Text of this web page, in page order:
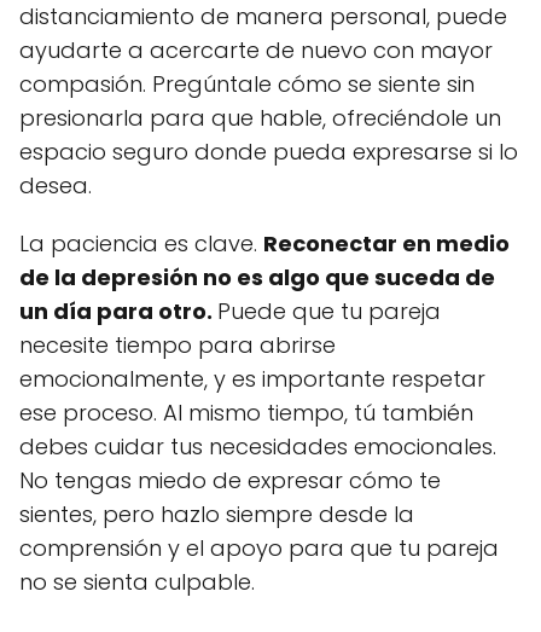
distanciamiento de manera personal, puede
ayudarte a acercarte de nuevo con mayor
compasión. Pregúntale cómo se siente sin
presionarla para que hable, ofreciéndole un
espacio seguro donde pueda expresarse si lo
desea.
La paciencia es clave. Reconectar en medio
de la depresión no es algo que suceda de
un día para otro. Puede que tu pareja
necesite tiempo para abrirse
emocionalmente, y es importante respetar
ese proceso. Al mismo tiempo, tú también
debes cuidar tus necesidades emocionales.
No tengas miedo de expresar cómo te
sientes, pero hazlo siempre desde la
comprensión y el apoyo para que tu pareja
no se sienta culpable.